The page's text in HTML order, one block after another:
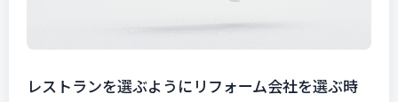
レストランを選ぶようにリフォーム会社を選ぶ時